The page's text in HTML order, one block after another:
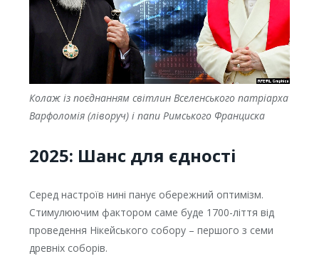
Колаж із поєднанням світлин Вселенського патріарха
Варфоломія (ліворуч) і папи Римського Франциска
2025: Шанс для єдності
Серед настроїв нині панує обережний оптимізм.
Стимулюючим фактором саме буде 1700-ліття від
проведення Нікейського собору – першого з семи
древніх соборів.